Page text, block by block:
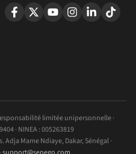
limitée unipersonnelle ·
· NINEA : 005263819
Mame Ndiaye, Dakar, Sénégal ·